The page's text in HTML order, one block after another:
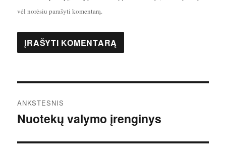
vėl norėsiu parašyti komentarą.
tarp
ANKSTESNIS
Ankstesnis
Nuotekų valymo įrenginys